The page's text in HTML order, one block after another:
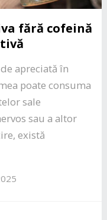
fără cofeină
apreciată în
poate consuma
sale
sau a altor
există